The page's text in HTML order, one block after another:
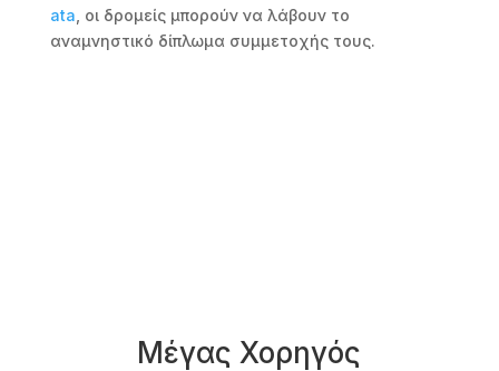
ata , οι δρομείς μπορούν να λάβουν το
αναμνηστικό δίπλωμα συμμετοχής τους.
Μέγας Χορηγός